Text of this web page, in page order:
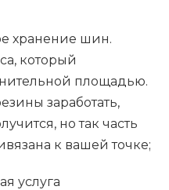
хранение шин.
который
площадью.
заработать,
но так часть
к вашей точке;
услуга